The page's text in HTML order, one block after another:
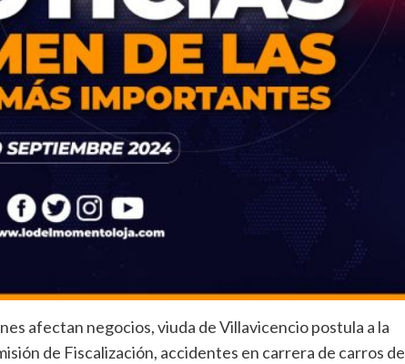
afectan negocios, viuda de Villavicencio postula a la
de Fiscalización, accidentes en carrera de carros de